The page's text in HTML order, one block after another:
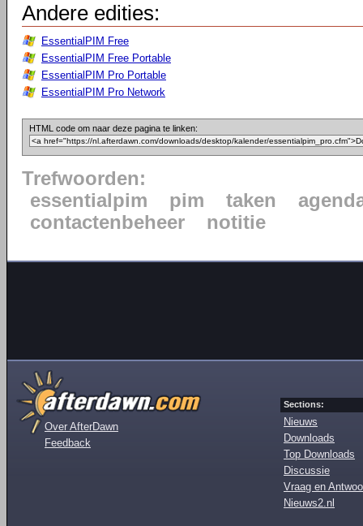
Andere edities:
EssentialPIM Free
EssentialPIM Free Portable
EssentialPIM Pro Portable
EssentialPIM Pro Network
HTML code om naar deze pagina te linken:
Trefwoorden:
essentialpim
pim taken
contactenbeheer
notitie
Over AfterDawn
Feedback
Sections:
Nieuws
Downloads
Top Downloads
Discussie
Vraag en
Nieuws2.nl